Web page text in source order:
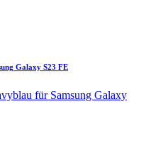
Galaxy S23 FE